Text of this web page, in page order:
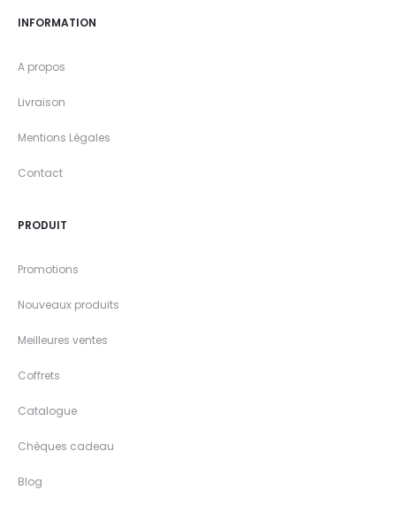
INFORMATION
A propos
Livraison
Mentions Légales
Contact
PRODUIT
Promotions
Nouveaux produits
Meilleures ventes
Coffrets
Catalogue
Chèques cadeau
Blog